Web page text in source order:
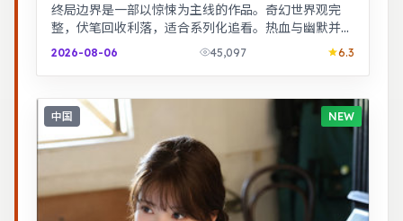
终局边界是一部以惊悚为主线的作品。奇幻世界观完
整，伏笔回收利落，适合系列化追看。热血与幽默并
存，友情与信念贯穿始终，适合全家观看。
2026-08-06 45,097 6.3
中国 NEW